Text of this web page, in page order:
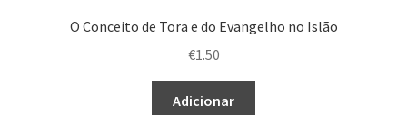
O Conceito de Tora e do Evangelho no Islão
€1.50
Adicionar